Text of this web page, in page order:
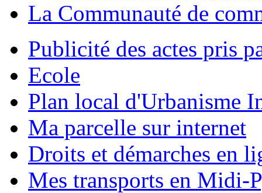
La Communauté de
Publicité des actes pris
Ecole
Plan local d'Urbanisme
Ma parcelle sur internet
Droits et démarches en
Mes transports en Midi-